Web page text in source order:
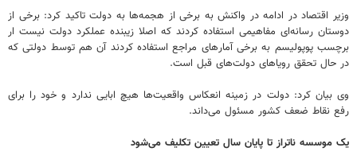
وزیر اقتصاد در ادامه در واکنش به برخی از هجمه‌ها به دولت تاکید کرد: برخی از
دوستان رسانه‌ای مفاهیمی استفاده کردند که اصلا زیبنده عملکرد دولت نیست ار
برچسب پوپولیسم به برخی آمارهای مراجع استفاده کردند آن هم توسط دولتی که
در حال تحقق رویاهای دولت‌های قبل است.
وی بیان کرد: دولت در زمینه انعکاس واقعیت‌ها هیچ ابایی ندارد و خود را برای
رفع نقاط ضعف کشور مسئول می‌داند.
یک موسسه ناتراز تا پایان سال تعیین تکلیف می‌شود